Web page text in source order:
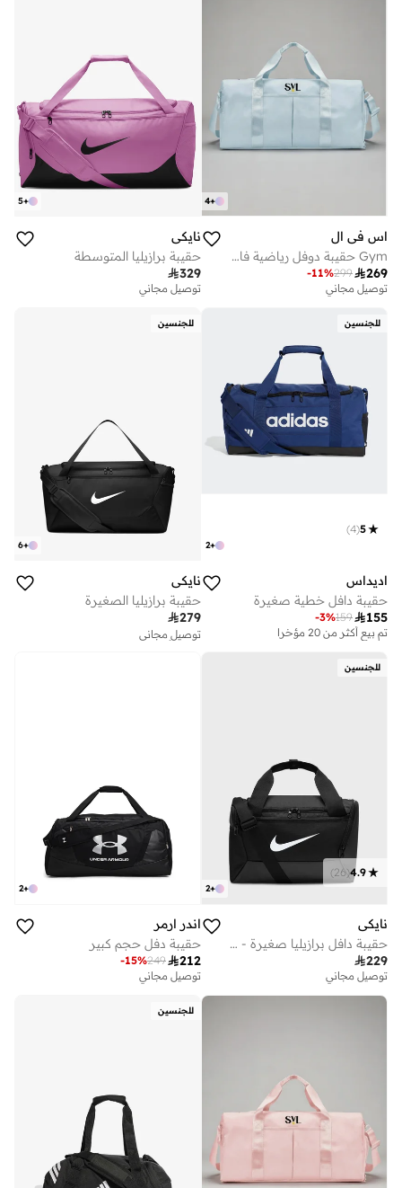
+
4
اس في ال
Gym حقيبة دوفل رياضية فاخرة مع قسم للأحذية - أزرق فاتح
269
299
-11%
توصيل مجاني
+
5
نايكي
حقيبة برازيليا المتوسطة
329
توصيل مجاني
للجنسين
+
2
5
(
4
)
اديداس
حقيبة دافل خطية صغيرة
155
159
-3%
تم بيع أكثر من 20 مؤخرا
للجنسين
+
6
نايكي
حقيبة برازيليا الصغيرة
279
توصيل مجاني
تم بيع أكثر من 10 مؤخرا
للجنسين
+
2
4.9
(
26
)
نايكي
حقيبة دافل برازيليا صغيرة - 25 لتر
229
توصيل مجاني
+
2
اندر ارمر
حقيبة دفل حجم كبير
212
249
-15%
توصيل مجاني
للجنسين